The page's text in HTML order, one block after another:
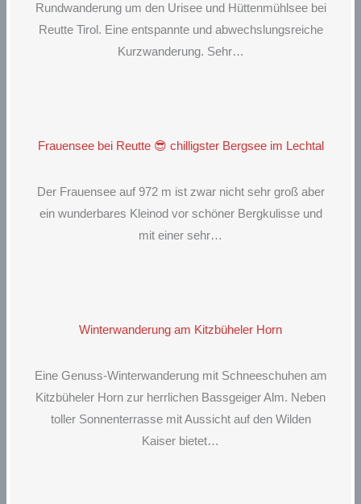
Rundwanderung um den Urisee und Hüttenmühlsee bei
Reutte Tirol. Eine entspannte und abwechslungsreiche
Kurzwanderung. Sehr…
Frauensee bei Reutte 😎 chilligster Bergsee im Lechtal
Der Frauensee auf 972 m ist zwar nicht sehr groß aber
ein wunderbares Kleinod vor schöner Bergkulisse und
mit einer sehr…
Winterwanderung am Kitzbüheler Horn
Eine Genuss-Winterwanderung mit Schneeschuhen am
Kitzbüheler Horn zur herrlichen Bassgeiger Alm. Neben
toller Sonnenterrasse mit Aussicht auf den Wilden
Kaiser bietet…